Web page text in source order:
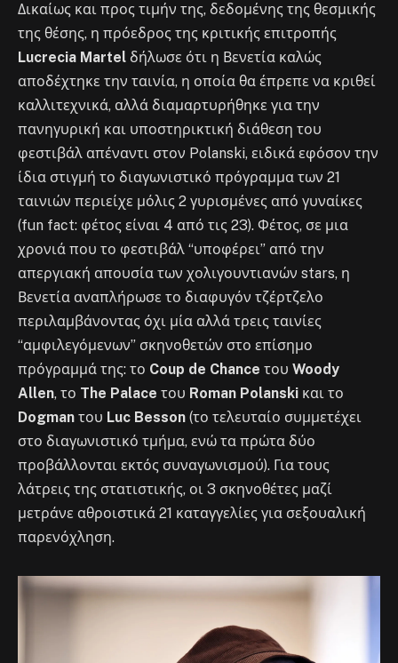
Δικαίως και προς τιμήν της, δεδομένης της θεσμικής
της θέσης, η πρόεδρος της κριτικής επιτροπής
Lucrecia Martel δήλωσε ότι η Βενετία καλώς
αποδέχτηκε την ταινία, η οποία θα έπρεπε να κριθεί
καλλιτεχνικά, αλλά διαμαρτυρήθηκε για την
πανηγυρική και υποστηρικτική διάθεση του
φεστιβάλ απέναντι στον Polanski, ειδικά εφόσον την
ίδια στιγμή το διαγωνιστικό πρόγραμμα των 21
ταινιών περιείχε μόλις 2 γυρισμένες από γυναίκες
(fun fact: φέτος είναι 4 από τις 23). Φέτος, σε μια
χρονιά που το φεστιβάλ “υποφέρει” από την
απεργιακή απουσία των χολιγουντιανών stars, η
Βενετία αναπλήρωσε το διαφυγόν τζέρτζελο
περιλαμβάνοντας όχι μία αλλά τρεις ταινίες
“αμφιλεγόμενων” σκηνοθετών στο επίσημο
πρόγραμμά της: το Coup de Chance του Woody
Allen, το The Palace του Roman Polanski και το
Dogman του Luc Besson (το τελευταίο συμμετέχει
στο διαγωνιστικό τμήμα, ενώ τα πρώτα δύο
προβάλλονται εκτός συναγωνισμού). Για τους
λάτρεις της στατιστικής, οι 3 σκηνοθέτες μαζί
μετράνε αθροιστικά 21 καταγγελίες για σεξουαλική
παρενόχληση.